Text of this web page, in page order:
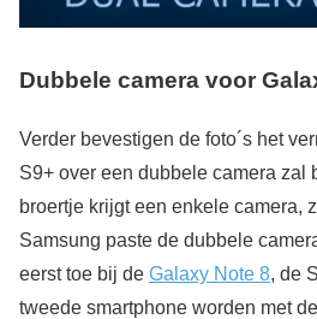
Dubbele camera voor
Verder bevestigen de foto´s het
S9+ over een dubbele camera zal
broertje krijgt een enkele camera,
Samsung paste de dubbele
eerst toe bij de Galaxy Note 8, de
tweede smartphone worden met